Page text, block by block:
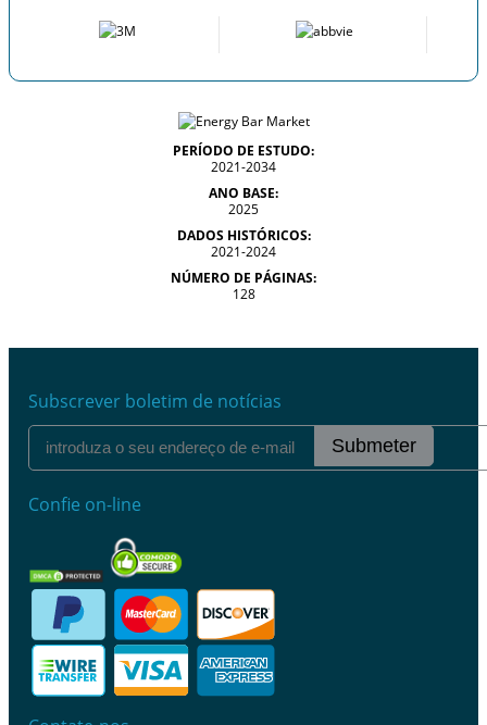
PERÍODO DE ESTUDO:
2021-2034
ANO BASE:
2025
DADOS HISTÓRICOS:
2021-2024
NÚMERO DE PÁGINAS:
128
Subscrever boletim de notícias
Submeter
Confie on-line